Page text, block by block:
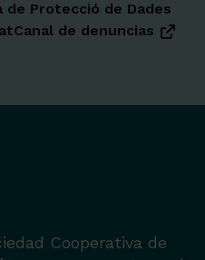
de Protecció de Dades
Canal de denuncias
Cooperativa de